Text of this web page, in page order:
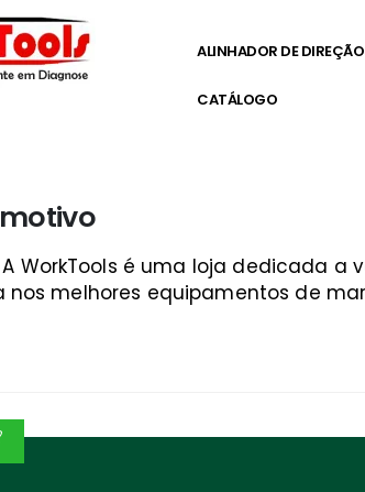
ALINHADOR DE
CATÁLOGO
WorkTools é uma loja dedicada
nos melhores equipamentos de